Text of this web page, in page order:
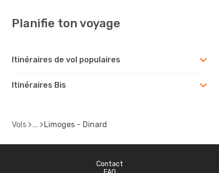
Planifie ton voyage
Itinéraires de vol populaires
Itinéraires Bis
Vols Limoges - Dinard
Contact